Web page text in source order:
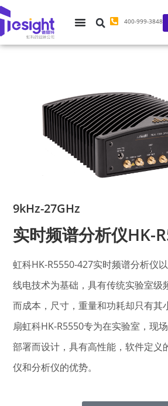
400-999-3848
9kHz-27GHz
实时频谱分析仪HK-
虹科HK-R5550-427实时频谱分析仪
线电技术为基础，具有传统实验室级
而成本，尺寸，重量和功耗却只有其
扇虹科HK-R5550专为在实验室，现
部署而设计，具有高性能，软件定义
仪和分析仪的优势。